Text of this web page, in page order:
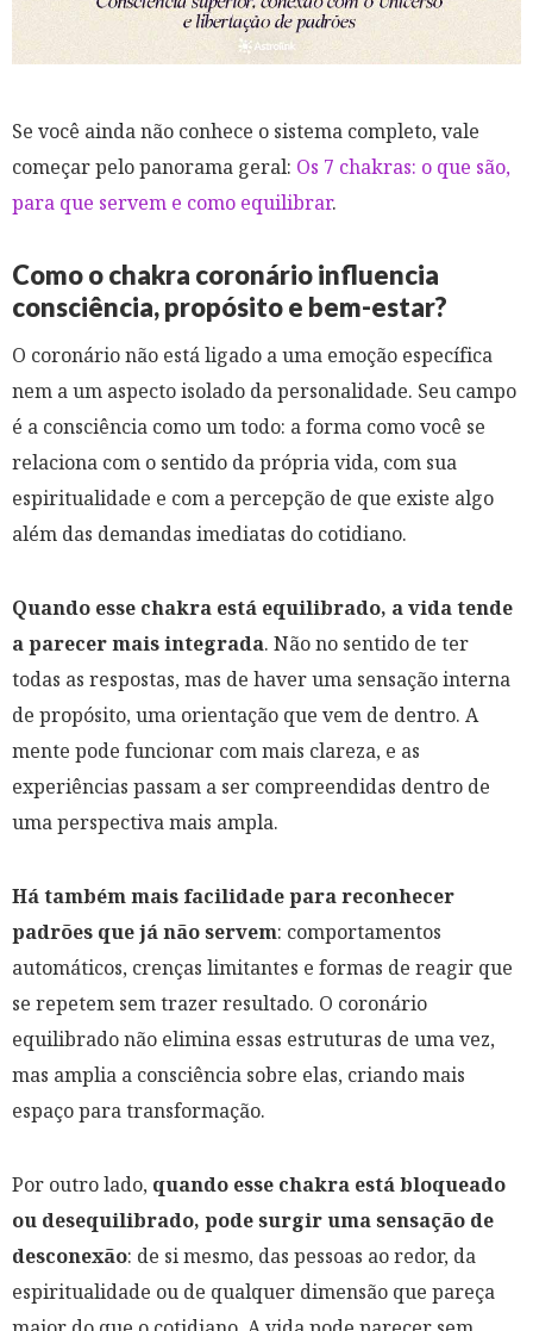
Se você ainda não conhece o sistema completo, vale
começar pelo panorama geral: Os 7 chakras: o que são,
para que servem e como equilibrar.
Como o chakra coronário influencia
consciência, propósito e bem-estar?
O coronário não está ligado a uma emoção específica
nem a um aspecto isolado da personalidade. Seu campo
é a consciência como um todo: a forma como você se
relaciona com o sentido da própria vida, com sua
espiritualidade e com a percepção de que existe algo
além das demandas imediatas do cotidiano.
Quando esse chakra está equilibrado, a vida tende
a parecer mais integrada. Não no sentido de ter
todas as respostas, mas de haver uma sensação interna
de propósito, uma orientação que vem de dentro. A
mente pode funcionar com mais clareza, e as
experiências passam a ser compreendidas dentro de
uma perspectiva mais ampla.
Há também mais facilidade para reconhecer
padrões que já não servem: comportamentos
automáticos, crenças limitantes e formas de reagir que
se repetem sem trazer resultado. O coronário
equilibrado não elimina essas estruturas de uma vez,
mas amplia a consciência sobre elas, criando mais
espaço para transformação.
Por outro lado, quando esse chakra está bloqueado
ou desequilibrado, pode surgir uma sensação de
desconexão: de si mesmo, das pessoas ao redor, da
espiritualidade ou de qualquer dimensão que pareça